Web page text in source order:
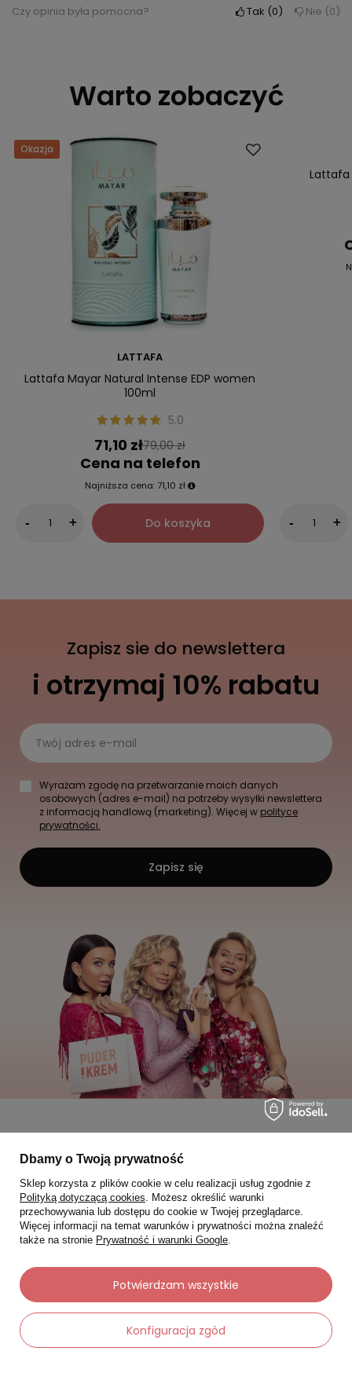
Czy opinia była pomocna?
Tak 0 Nie 0
Warto zobaczyć
Okazja
LATTAFA
Lattafa Mayar Natural Intense EDP women
100ml
5.0
71,10 zł79,00 zł
Cena na telefon
Najniższa cena: 71,10 zł
- + Do koszyka
Lattafa
- +
Zapisz sie do newslettera
i otrzymaj 10% rabatu
Twój adres e-mail
Wyrażam zgodę na przetwarzanie moich danych
osobowych (adres e-mail) na potrzeby wysyłki newslettera
z informacją handlową (marketing). Więcej w polityce
prywatności.
Zapisz się
Moje zamówienia
Status zamówienia
Śledzenie przesyłki
Chcę zareklamować produkt
Chcę zwrócić produkt
Chcę wymienić towar
Kontakt
Dbamy o Twoją prywatność
Sklep korzysta z plików cookie w celu realizacji usług zgodnie z
Polityką dotyczącą cookies. Możesz określić warunki
przechowywania lub dostępu do cookie w Twojej przeglądarce.
Więcej informacji na temat warunków i prywatności można znaleźć
także na stronie Prywatność i warunki Google.
Konfiguracja zgód
Potwierdzam wszystkie